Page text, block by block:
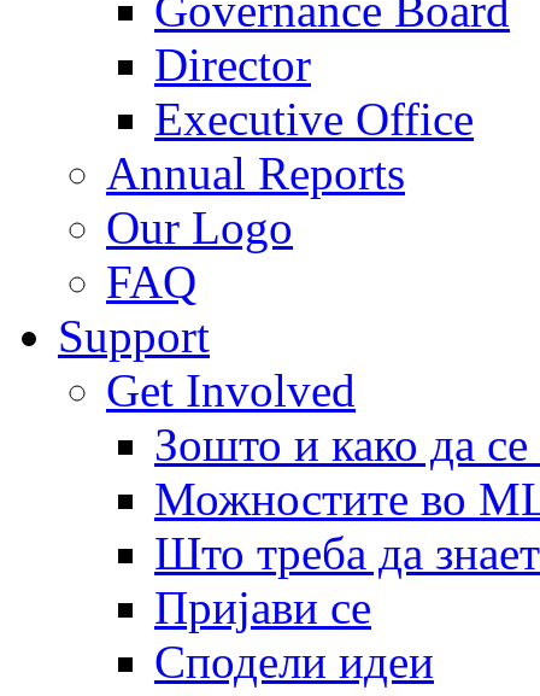
Director
Executive Office
Annual Reports
Our Logo
FAQ
Support
Get Involved
Зошто и како да
Можностите во
Што треба да
Пријави се
Сподели идеи